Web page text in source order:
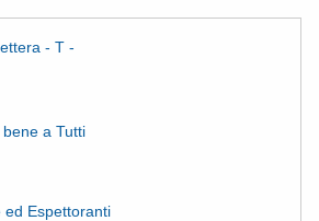
- T -
a Tutti
ed Espettoranti